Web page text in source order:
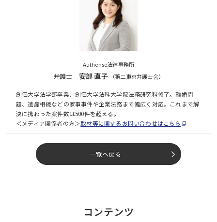
Authense法律事務所
弁護士 安部 直子 （第二東京弁護士会）
創価大学法学部卒業、創価大学法科大学院法務研究科修了。離婚問
題、遺産相続などの家事事件や企業法務まで幅広く対応。これまで解
決に携わった案件数は500件を超える。
＜メディア関係者の方＞取材等に関するお問い合わせはこちら
一覧へ戻る
コンテンツ